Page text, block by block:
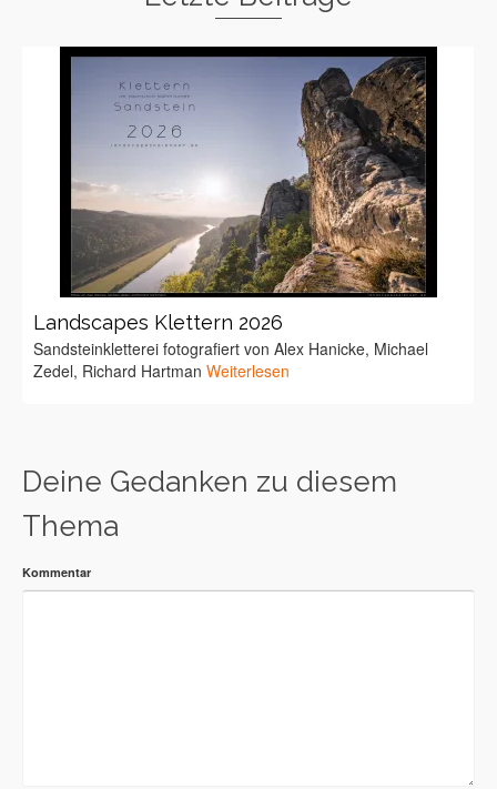
Landscapes Klettern 2026
Sandsteinkletterei fotografiert von Alex Hanicke, Michael
Zedel, Richard Hartman Weiterlesen
Deine Gedanken zu diesem
Thema
Kommentar